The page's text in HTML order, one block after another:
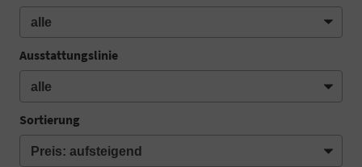
Ausstattungslinie
Sortierung